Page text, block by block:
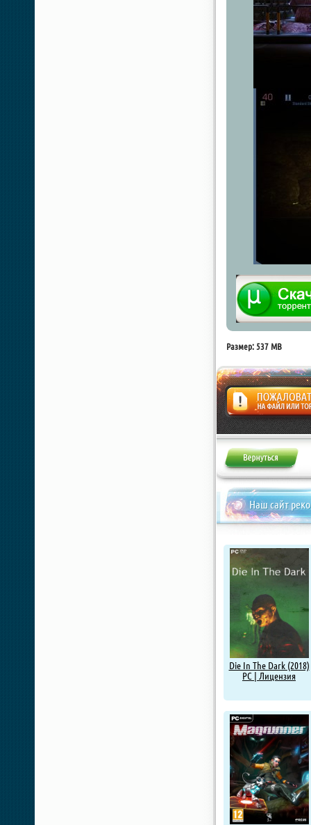
Размер: 537 MB
Жалоба
Наш сайт
Die In The Dark (2018)
PC | Лицензия